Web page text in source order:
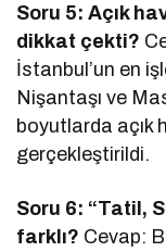
Soru 5: Açık
dikkat çekti?
İstanbul’un en
Nişantaşı ve
boyutlarda açık
gerçekleştirildi.
Soru 6: “Tatil,
farklı? Cevap: